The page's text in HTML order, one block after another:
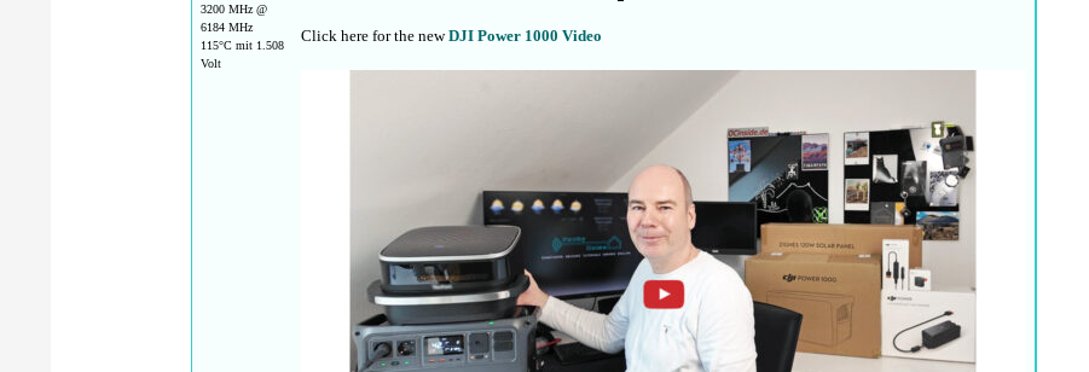
3200 MHz @
6184 MHz
115°C mit 1.508
Volt
Click here for the newDJI Power 1000 Video